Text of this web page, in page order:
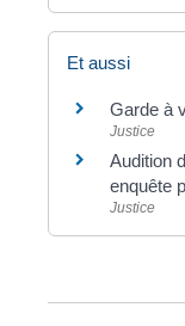
Et aussi
Garde à
Justice
Audition
enquête
Justice